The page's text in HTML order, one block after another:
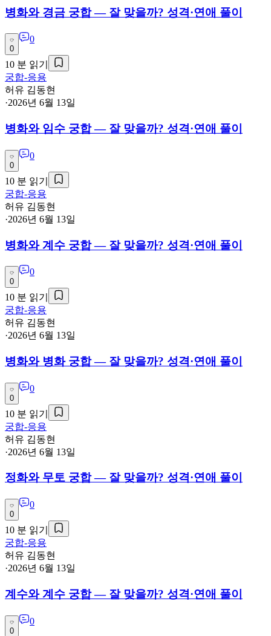
병화와 경금 궁합 — 잘 맞을까? 성격·연애 풀이
0
0
10 분 읽기
궁합-응용
허유 김동현
·2026년 6월 13일
병화와 임수 궁합 — 잘 맞을까? 성격·연애 풀이
0
0
10 분 읽기
궁합-응용
허유 김동현
·2026년 6월 13일
병화와 계수 궁합 — 잘 맞을까? 성격·연애 풀이
0
0
10 분 읽기
궁합-응용
허유 김동현
·2026년 6월 13일
병화와 병화 궁합 — 잘 맞을까? 성격·연애 풀이
0
0
10 분 읽기
궁합-응용
허유 김동현
·2026년 6월 13일
정화와 무토 궁합 — 잘 맞을까? 성격·연애 풀이
0
0
10 분 읽기
궁합-응용
허유 김동현
·2026년 6월 13일
계수와 계수 궁합 — 잘 맞을까? 성격·연애 풀이
0
0